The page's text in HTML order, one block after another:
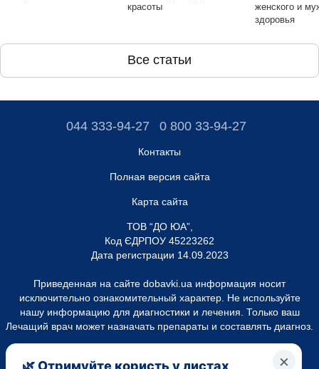
красоты
женского и
здоровья
Все статьи
044 333-94-27 0 800 33-94-27
Контакты
Полная версия сайта
Карта сайта
ТОВ “ДО ЮА”,
Код ЄДРПОУ 45223262
Дата регистрации 14.09.2023
Приведенная на сайте dobavki.ua информация носит
исключительно ознакомительный характер. Не используйте
нашу информацию для диагностики и лечения. Только ваш
Лечащий врач может назначать препараты и составлять диагноз.